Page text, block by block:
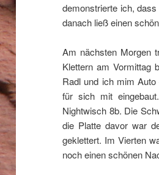
demonstrierte ich,
danach ließ einen
Am nächsten Morgen
Klettern am Vormittag
Radl und ich mim
für sich mit
Nightwisch 8b. Die
die Platte davor war
geklettert. Im Vierten
noch einen schönen